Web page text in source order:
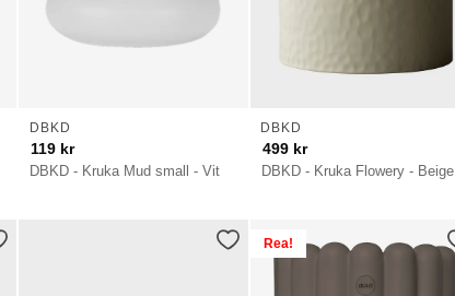
DBKD - Kruka Mud small - Vit
DBKD
119 kr
DBKD - Kruka Flowery - Beige
DBKD
499 kr
Rea!